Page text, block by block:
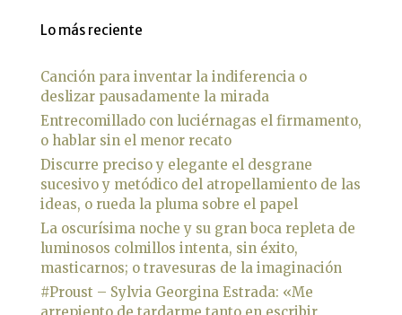
Lo más reciente
Canción para inventar la indiferencia o
deslizar pausadamente la mirada
Entrecomillado con luciérnagas el firmamento,
o hablar sin el menor recato
Discurre preciso y elegante el desgrane
sucesivo y metódico del atropellamiento de las
ideas, o rueda la pluma sobre el papel
La oscurísima noche y su gran boca repleta de
luminosos colmillos intenta, sin éxito,
masticarnos; o travesuras de la imaginación
#Proust – Sylvia Georgina Estrada: «Me
arrepiento de tardarme tanto en escribir